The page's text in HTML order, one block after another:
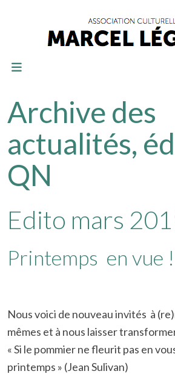
Archive des
actualités,
QN
Edito mars
Printemps en vue !
Nous voici de nouveau invités à
mêmes et à nous laisser
« Si le pommier ne fleurit pas en
printemps » (Jean Sulivan)